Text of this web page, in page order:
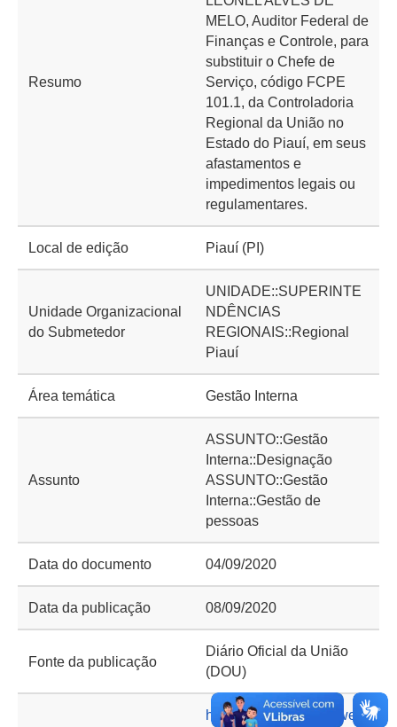
Resumo
MELO, Auditor Federal de
Finanças e Controle, para
substituir o Chefe de
Serviço, código FCPE
101.1, da Controladoria
Regional da União no
Estado do Piauí, em seus
afastamentos e
impedimentos legais ou
regulamentares.
Local de edição Piauí (PI)
Unidade Organizacional
do Submetedor
UNIDADE::SUPERINTE
NDÊNCIAS
REGIONAIS::Regional
Piauí
Área temática Gestão Interna
Assunto
ASSUNTO::Gestão
Interna::Designação
ASSUNTO::Gestão
Interna::Gestão de
pessoas
Data do documento 04/09/2020
Data da publicação 08/09/2020
Fonte da publicação
Diário Oficial da União
(DOU)
https://www.in.gov.br/web/